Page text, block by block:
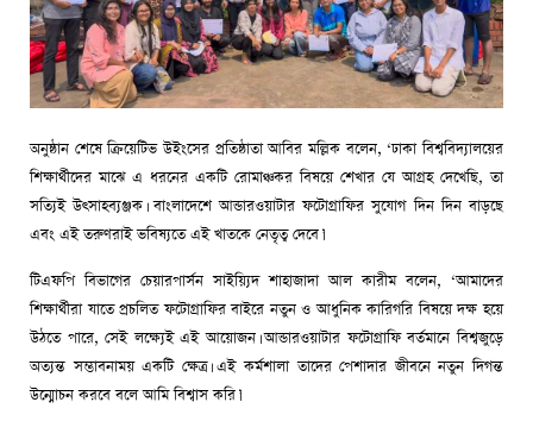
অনুষ্ঠান শেষে ক্রিয়েটিভ উইংসের প্রতিষ্ঠাতা আবির মল্লিক বলেন, ‘ঢাকা বিশ্ববিদ্যালয়ের
শিক্ষার্থীদের মাঝে এ ধরনের একটি রোমাঞ্চকর বিষয়ে শেখার যে আগ্রহ দেখেছি, তা
সত্যিই উৎসাহব্যঞ্জক। বাংলাদেশে আন্ডারওয়াটার ফটোগ্রাফির সুযোগ দিন দিন বাড়ছে
এবং এই তরুণরাই ভবিষ্যতে এই খাতকে নেতৃত্ব দেবে।’
টিএফপি বিভাগের চেয়ারপার্সন সাইয়্যিদ শাহাজাদা আল কারীম বলেন, ‘আমাদের
শিক্ষার্থীরা যাতে প্রচলিত ফটোগ্রাফির বাইরে নতুন ও আধুনিক কারিগরি বিষয়ে দক্ষ হয়ে
উঠতে পারে, সেই লক্ষ্যেই এই আয়োজন। আন্ডারওয়াটার ফটোগ্রাফি বর্তমানে বিশ্বজুড়ে
অত্যন্ত সম্ভাবনাময় একটি ক্ষেত্র। এই কর্মশালা তাদের পেশাদার জীবনে নতুন দিগন্ত
উন্মোচন করবে বলে আমি বিশ্বাস করি।’